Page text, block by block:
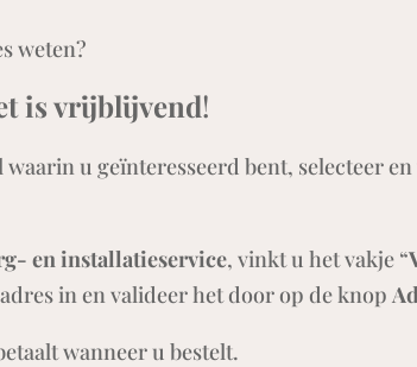
weten?
is vrijblijvend!
u geïnteresseerd bent, selecteer
en installatieservice, vinkt u het vakje “
in en valideer het door op de knop
wanneer u bestelt.